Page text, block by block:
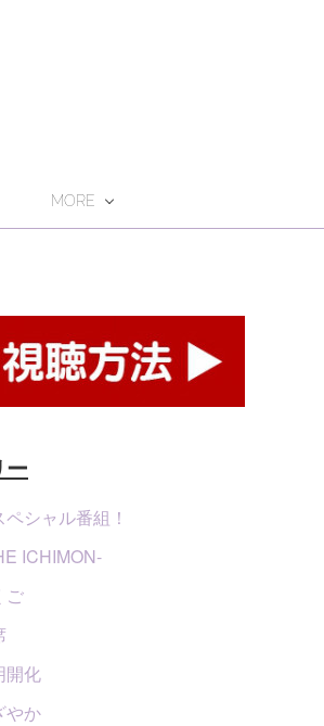
MORE
ー
ペシャル番組！
ICHIMON-
ご
開化
やか